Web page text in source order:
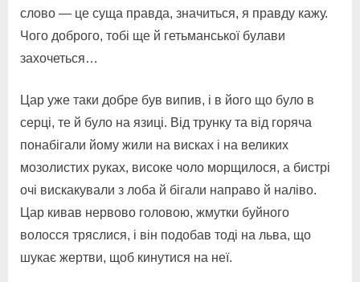
слово — це суща правда, значиться, я правду кажу.
Чого доброго, тобі ще й гетьманської булави
захочеться…
Цар уже таки добре був випив, і в його що було в
серці, те й було на язиці. Від трунку та від горяча
понабігали йому жили на висках і на великих
мозолистих руках, високе чоло морщилося, а бистрі
очі вискакували з лоба й бігали направо й наліво.
Цар кивав нервово головою, жмутки буйного
волосся тряслися, і він подобав тоді на льва, що
шукає жертви, щоб кинутися на неї.